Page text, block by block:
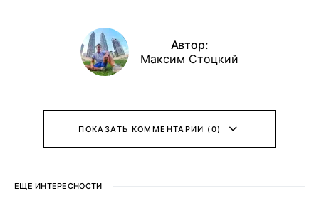
Автор:
Максим Стоцкий
ПОКАЗАТЬ КОММЕНТАРИИ (0)
ЕЩЕ ИНТЕРЕСНОСТИ